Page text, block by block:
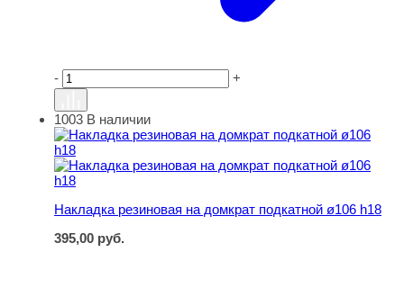
- +
Накладка резиновая на домкрат подкатной ø106 h18
1003 В наличии
Накладка резиновая на домкрат подкатной ø106 h18
395,00 руб.